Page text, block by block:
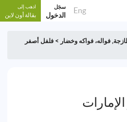
Eng سجَل
الدخول
اذهب إلى
بقالة أون لاين
, فواله، فواكه وخضار > فلفل أصفر